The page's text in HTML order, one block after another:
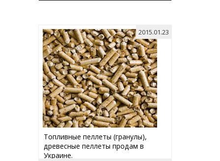
Топливные пеллеты (гранулы),
древесные пеллеты продам в
Украине.
2015.01.23